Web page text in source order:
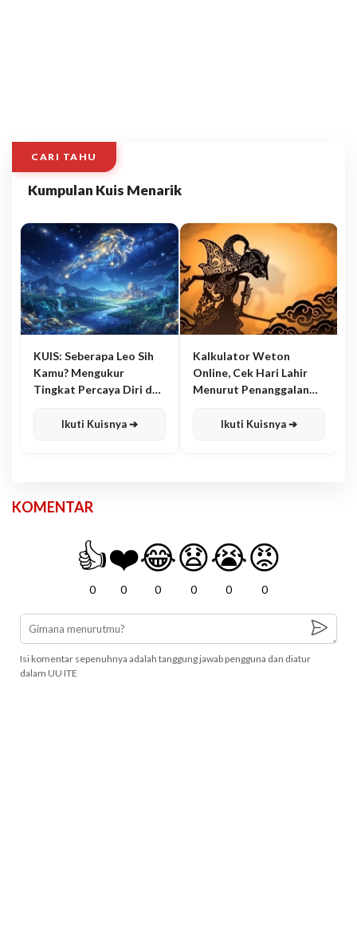
CARI TAHU
Kumpulan Kuis Menarik
KUIS: Seberapa Leo Sih
Kamu? Mengukur
Tingkat Percaya Diri dan
Ikuti Kuisnya ➔
Kalkulator Weton
Online, Cek Hari Lahir
Menurut Penanggalan
Ikuti Kuisnya ➔
KOMENTAR
👍
0
❤️
0
😂
0
😧
0
😭
0
😡
0
Isi komentar sepenuhnya adalah tanggung jawab pengguna dan diatur
dalam UU ITE